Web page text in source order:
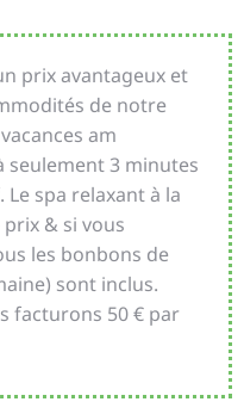
prix avantageux et
de notre
am
3 minutes
Le spa relaxant à la
& si vous
les bonbons de
sont inclus.
facturons 50 € par